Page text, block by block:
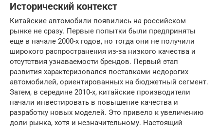
Исторический контекст
Китайские автомобили появились на российском
рынке не сразу. Первые попытки были предприняты
еще в начале 2000-х годов, но тогда они не получили
широкого распространения из-за низкого качества и
отсутствия узнаваемости брендов. Первый этап
развития характеризовался поставками недорогих
автомобилей, ориентированных на бюджетный сегмент.
Затем, в середине 2010-х, китайские производители
начали инвестировать в повышение качества и
разработку новых моделей. Это привело к увеличению
доли рынка, хотя и незначительному. Настоящий